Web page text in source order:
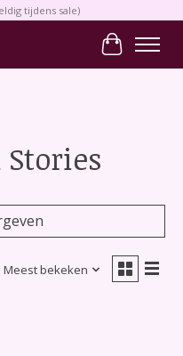
tijdens sale)
Meest bekeken